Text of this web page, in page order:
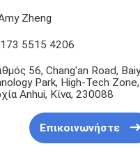
Zheng
5515 4206
56, Chang'an Road,
Park, High-Tech
Anhui, Κίνα, 230088
Επικοινωνήστε